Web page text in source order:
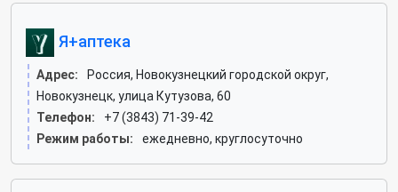
Я+аптека
Адрес:
Россия, Новокузнецкий городской округ,
Новокузнецк, улица Кутузова, 60
Телефон:
+7 (3843) 71-39-42
Режим работы:
ежедневно, круглосуточно